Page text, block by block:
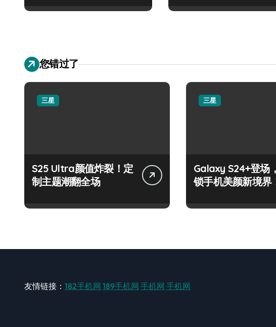
您错过了
三星
S25 Ultra颜值炸裂！定
制主题潮翻全场
三星
Galaxy S24+登场
锁手机美颜新境界
友情链接： 182手机网 189手机网 手机网 手机网